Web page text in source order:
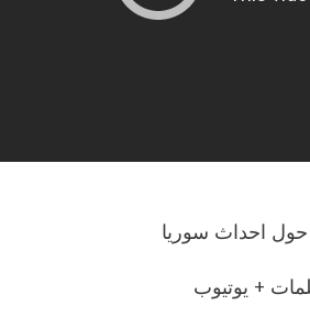
حول احداث سوريا
+ يوتيوب